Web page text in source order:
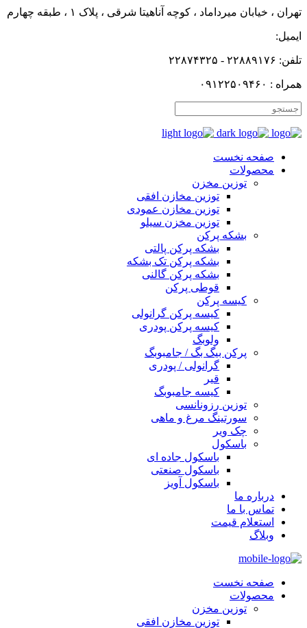
تهران ، خیابان میرداماد ، کوچه آناهیتا شرقی ، پلاک ۱ ، طبقه چهارم
ایمیل:
تلفن: ۲۲۸۸۹۱۷۶ - ۲۲۸۷۴۳۲۵
همراه : ۰۹۱۲۲۵۰۹۴۶۰
صفحه نخست
محصولات
توزین مخزن
توزین مخازن افقی
توزین مخازن عمودی
توزین مخزن سیلو
بشکه پرکن
بشکه پرکن پالتی
بشکه پرکن تک بشکه
بشکه پرکن گالنی
قوطی پرکن
کیسه پرکن
کیسه پرکن گرانولی
کیسه پرکن پودری
ولوبگ
پرکن بیگ بگ / جامبوبگ
گرانولی / پودری
قیر
کیسه جامبوبگ
توزین رزونانسی
سورتینگ مرغ و ماهی
چک ویر
باسکول
باسکول جاده ای
باسکول صنعتی
باسکول آویز
درباره ما
تماس با ما
استعلام قیمت
وبلاگ
صفحه نخست
محصولات
توزین مخزن
توزین مخازن افقی